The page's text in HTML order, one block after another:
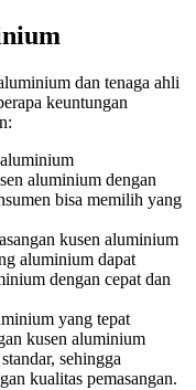
dan tenaga ahli
keuntungan
aluminium dengan
bisa memilih yang
kusen aluminium
aluminium dapat
dengan cepat dan
yang tepat
kusen aluminium
sehingga
kualitas pemasangan.